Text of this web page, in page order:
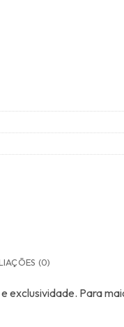
(0)
exclusividade. Para